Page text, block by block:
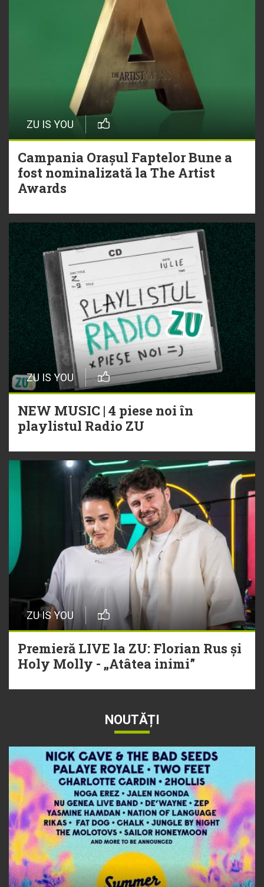
ZU IS YOU
Campania Orașul Faptelor Bune a
fost nominalizată la The Artist
Awards
ZU IS YOU
NEW MUSIC | 4 piese noi în
playlistul Radio ZU
ZU IS YOU
Premieră LIVE la ZU: Florian Rus și
Holy Molly - „Atâtea inimi”
NOUTĂȚI